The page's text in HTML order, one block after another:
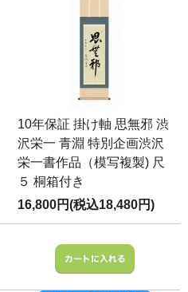
10年保証 掛け軸 思無邪 渋
沢栄一 青淵 特別企画渋沢
栄一書作品（模写複製) 尺
５ 桐箱付き
16,800円(税込18,480円)